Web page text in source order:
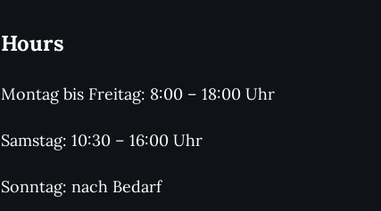
Hours
Montag bis Freitag: 8:00 – 18:00 Uhr
Samstag: 10:30 – 16:00 Uhr
Sonntag: nach Bedarf